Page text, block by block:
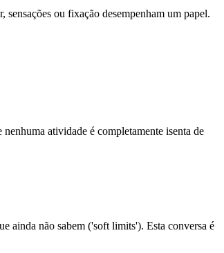
ou fixação desempenham um papel.
atividade é completamente isenta de
ainda não sabem ('soft limits'). Esta conversa é